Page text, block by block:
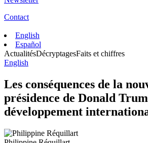
Contact
English
Español
ActualitésDécryptagesFaits et chiffres
English
Les conséquences de la
présidence de Donald
développement